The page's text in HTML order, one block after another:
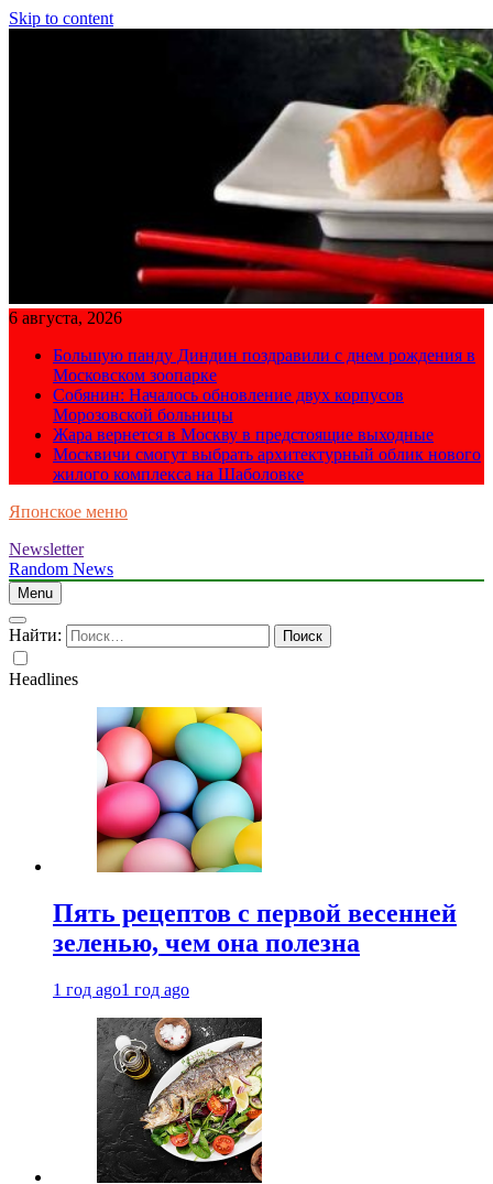
Skip to content
6 августа, 2026
Большую панду Диндин поздравили с днем рождения в
Московском зоопарке
Собянин: Началось обновление двух корпусов
Морозовской больницы
Жара вернется в Москву в предстоящие выходные
Москвичи смогут выбрать архитектурный облик нового
жилого комплекса на Шаболовке
Японское меню
Newsletter
Random News
Menu
Найти:
Headlines
Пять рецептов с первой весенней
зеленью, чем она полезна
1 год ago1 год ago